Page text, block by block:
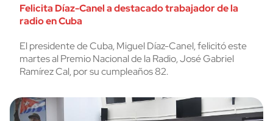
Felicita Díaz-Canel a destacado trabajador de la
radio en Cuba
El presidente de Cuba, Miguel Díaz-Canel, felicitó este
martes al Premio Nacional de la Radio, José Gabriel
Ramírez Cal, por su cumpleaños 82.